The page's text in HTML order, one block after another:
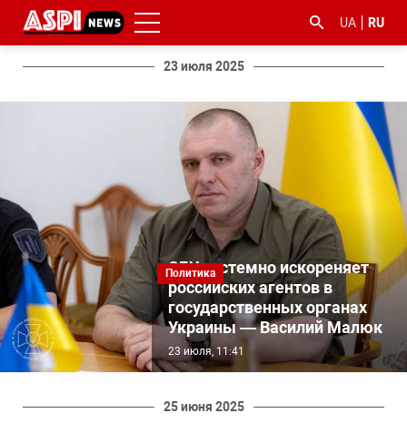
UA RU
23 июля 2025
Политика
СБУ системно искореняет
российских агентов в
государственных органах
Украины — Василий Малюк
23 июля, 11:41
25 июня 2025
#ООС
#боротьба
з
корупцією
#гфс #Киев #коронавірус